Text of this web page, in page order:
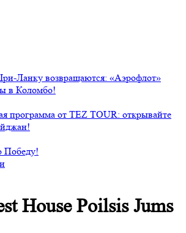
Ланку возвращаются: «Аэрофлот»
в Коломбо!
программа от TEZ TOUR: открывайте
Победу!
House Poilsis Jums